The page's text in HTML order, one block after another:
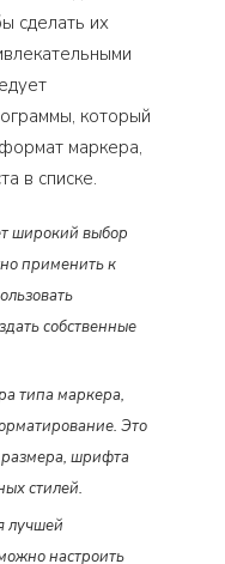
сделать их
который
маркера,
в списке.
широкий выбор
применить к
собственные
типа маркера,
Это
шрифта
стилей.
лучшей
настроить